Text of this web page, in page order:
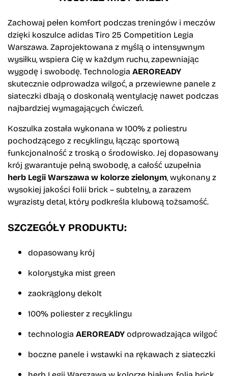
Zachowaj pełen komfort podczas treningów i meczów
dzięki koszulce adidas Tiro 25 Competition Legia
Warszawa. Zaprojektowana z myślą o intensywnym
wysiłku, wspiera Cię w każdym ruchu, zapewniając
wygodę i swobodę. Technologia AEROREADY
skutecznie odprowadza wilgoć, a przewiewne panele z
siateczki dbają o doskonałą wentylację nawet podczas
najbardziej wymagających ćwiczeń.
Koszulka została wykonana w 100% z poliestru
pochodzącego z recyklingu, łącząc sportową
funkcjonalność z troską o środowisko. Jej dopasowany
krój gwarantuje pełną swobodę, a całość uzupełnia
herb Legii Warszawa w kolorze zielonym, wykonany z
wysokiej jakości folii brick – subtelny, a zarazem
wyrazisty detal, który podkreśla klubową tożsamość.
SZCZEGÓŁY PRODUKTU:
dopasowany krój
kolorystyka mist green
zaokrąglony dekolt
100% poliester z recyklingu
technologia AEROREADYodprowadzająca wilgoć
boczne panele i wstawki na rękawach z siateczki